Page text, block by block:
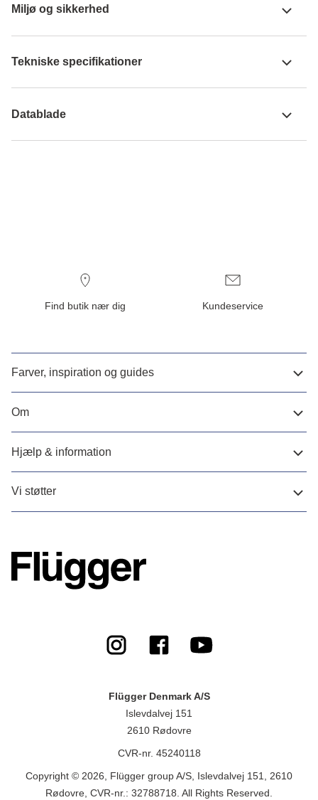
Miljø og sikkerhed
Tekniske specifikationer
Datablade
Find butik nær dig Kundeservice
Farver, inspiration og guides
Om
Hjælp & information
Vi støtter
Flügger Denmark A/S
Islevdalvej 151
2610 Rødovre
CVR-nr. 45240118
Copyright © 2026, Flügger group A/S, Islevdalvej 151, 2610
Rødovre, CVR-nr.: 32788718. All Rights Reserved.